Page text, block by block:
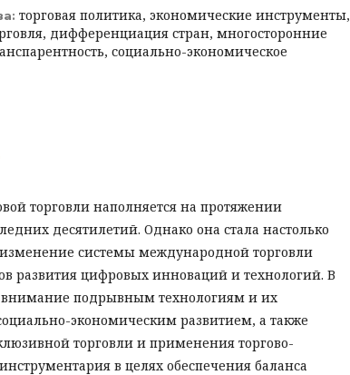
торговая политика, экономические инструменты,
дифференциация стран, многосторонние
социально-экономическое
торговли наполняется на протяжении
десятилетий. Однако она стала настолько
системы международной торговли
развития цифровых инноваций и технологий. В
внимание подрывным технологиям и их
экономическим развитием, а также
торговли и применения торгово-
в целях обеспечения баланса